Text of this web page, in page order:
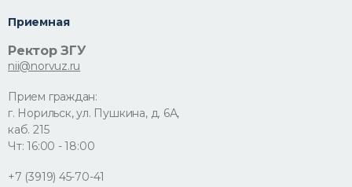
Приемная
Ректор ЗГУ
nii@norvuz.ru
Прием граждан:
г. Норильск, ул. Пушкина, д. 6А,
каб. 215
Чт: 16:00 - 18:00
+7 (3919) 45-70-41